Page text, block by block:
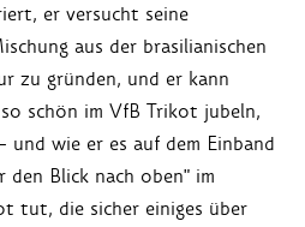
er versucht seine
aus der brasilianischen
zu gründen, und er kann
schön im VfB Trikot jubeln,
wie er es auf dem Einband
den Blick nach oben" im
tut, die sicher einiges über